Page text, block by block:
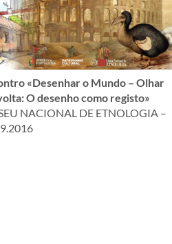
«Desenhar o Mundo – Olhar
O desenho como registo»
NACIONAL DE ETNOLOGIA –